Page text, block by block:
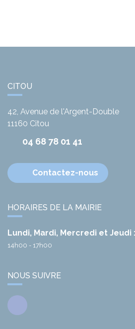
CITOU
42, Avenue de l'Argent-Double
11160 Citou
04 68 78 01 41
Contactez-nous
HORAIRES DE LA MAIRIE
Lundi, Mardi, Mercredi et Jeudi :
14h00 - 17h00
NOUS SUIVRE
Facebook